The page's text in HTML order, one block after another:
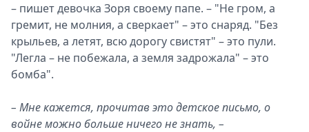
– пишет девочка Зоря своему папе. – "Не гром, а
гремит, не молния, а сверкает" – это снаряд. "Без
крыльев, а летят, всю дорогу свистят" – это пули.
"Легла – не побежала, а земля задрожала" – это
бомба".
– Мне кажется, прочитав это детское письмо, о
войне можно больше ничего не знать, –